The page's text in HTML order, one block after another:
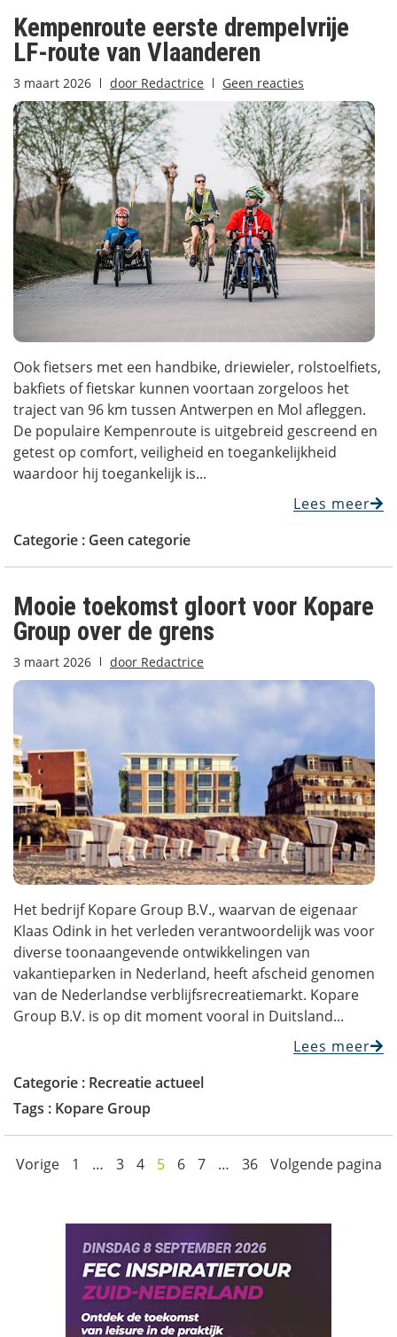
Kempenroute eerste drempelvrije
LF-route van Vlaanderen
3 maart 2026 door Redactrice Geen reacties
Ook fietsers met een handbike, driewieler, rolstoelfiets,
bakfiets of fietskar kunnen voortaan zorgeloos het
traject van 96 km tussen Antwerpen en Mol afleggen.
De populaire Kempenroute is uitgebreid gescreend en
getest op comfort, veiligheid en toegankelijkheid
waardoor hij toegankelijk is...
Lees meer
Categorie : Geen categorie
Mooie toekomst gloort voor Kopare
Group over de grens
3 maart 2026 door Redactrice
Het bedrijf Kopare Group B.V., waarvan de eigenaar
Klaas Odink in het verleden verantwoordelijk was voor
diverse toonaangevende ontwikkelingen van
vakantieparken in Nederland, heeft afscheid genomen
van de Nederlandse verblijfsrecreatiemarkt. Kopare
Group B.V. is op dit moment vooral in Duitsland...
Lees meer
Categorie : Recreatie actueel
Tags : Kopare Group
Vorige 1 … 3 4 5 6 7 … 36 Volgende pagina